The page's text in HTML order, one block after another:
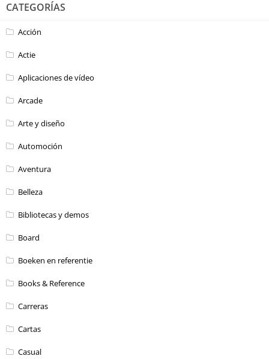
CATEGORÍAS
Acción
Actie
Aplicaciones de vídeo
Arcade
Arte y diseño
Automoción
Aventura
Belleza
Bibliotecas y demos
Board
Boeken en referentie
Books & Reference
Carreras
Cartas
Casual